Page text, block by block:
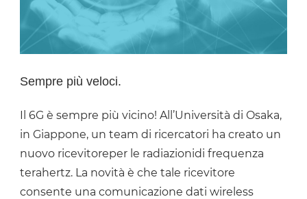
Sempre più veloci.
Il 6G è sempre più vicino! All’Università di Osaka,
in Giappone, un team di ricercatori ha creato un
nuovo ricevitoreper le radiazionidi frequenza
terahertz. La novità è che tale ricevitore
consente una comunicazione dati wireless